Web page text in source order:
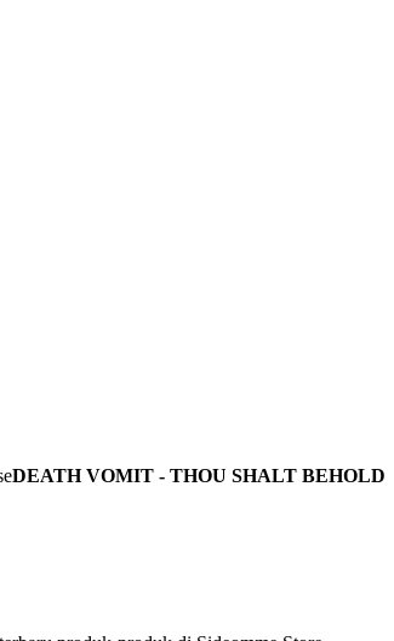
DEATH VOMIT - THOU SHALT BEHOLD